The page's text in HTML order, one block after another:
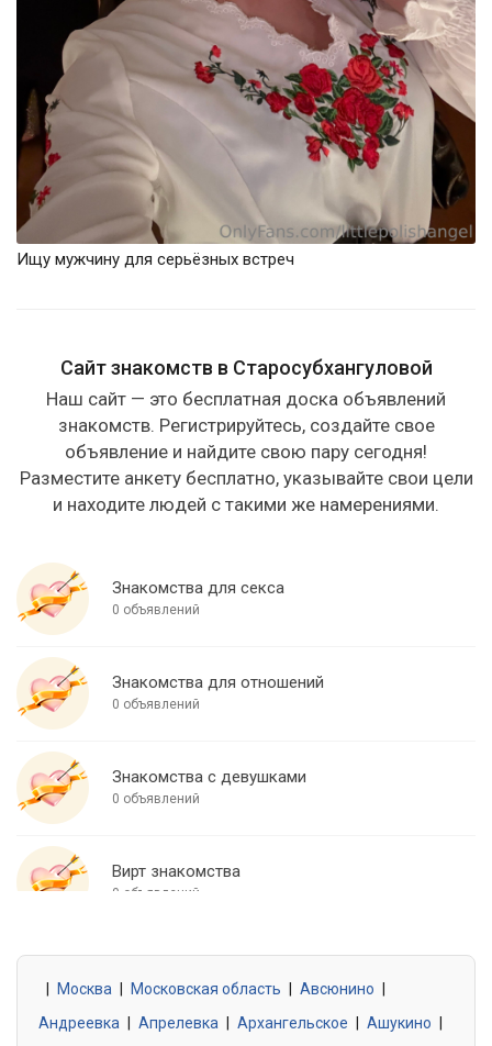
Ищу мужчину для серьёзных встреч
Сайт знакомств в Старосубхангуловой
Наш сайт — это бесплатная доска объявлений
знакомств. Регистрируйтесь, создайте свое
объявление и найдите свою пару сегодня!
Разместите анкету бесплатно, указывайте свои цели
и находите людей с такими же намерениями.
Знакомства для секса
0 объявлений
Знакомства для отношений
0 объявлений
Знакомства с девушками
0 объявлений
Вирт знакомства
0 объявлений
0 объявлений
Москва Московская область Авсюнино
Андреевка
Апрелевка Архангельское Ашукино